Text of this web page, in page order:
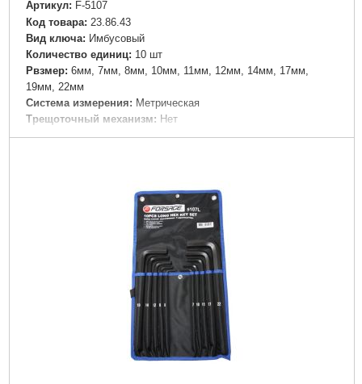
Артикул: F-5107
Код товара: 23.86.43
Вид ключа: Имбусовый
Количество единиц: 10 шт
Рвзмер: 6мм, 7мм, 8мм, 10мм, 11мм, 12мм, 14мм, 17мм,
19мм, 22мм
Система измерения: Метрическая
Трещоточный механизм: Нет
Ураковка: Полотно
Подробнее...